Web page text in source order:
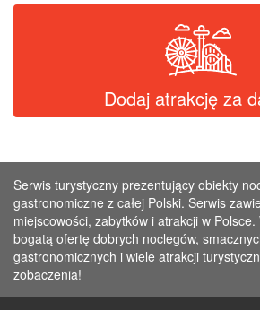
Dodaj atrakcję za
Serwis turystyczny prezentujący obiekty
gastronomiczne z całej Polski. Serwis
miejscowości, zabytków i atrakcji w
bogatą ofertę dobrych noclegów,
gastronomicznych i wiele atrakcji
zobaczenia!